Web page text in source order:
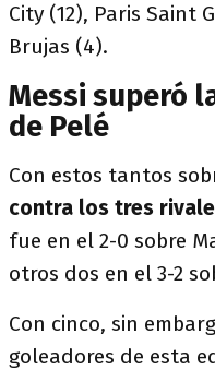
City (12), Paris Saint
Brujas (4).
Messi superó
de Pelé
Con estos tantos
contra los tres
fue en el 2-0 sobre
otros dos en el 3-2
Con cinco, sin
goleadores de esta